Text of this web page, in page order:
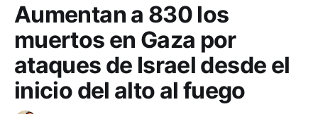
Aumentan a 830 los
muertos en Gaza por
ataques de Israel desde el
inicio del alto al fuego